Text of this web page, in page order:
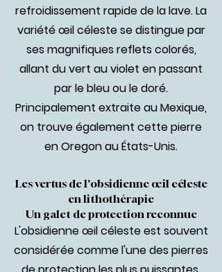
refroidissement rapide de la lave. La
variété œil céleste se distingue par
ses magnifiques reflets colorés,
allant du vert au violet en passant
par le bleu ou le doré.
Principalement extraite au Mexique,
on trouve également cette pierre
en Oregon au États-Unis.
Les vertus de l'obsidienne œil céleste
en lithothérapie
Un galet de protection reconnue
L'obsidienne œil céleste est souvent
considérée comme l'une des pierres